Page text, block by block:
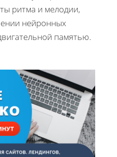
ритма и мелодии,
нейронных
памятью.